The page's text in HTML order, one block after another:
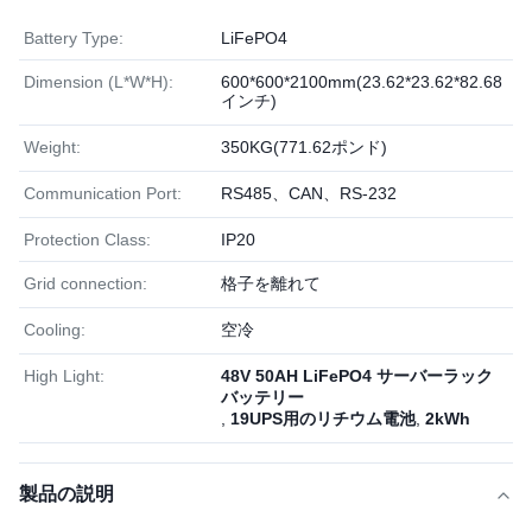
Battery Type: LiFePO4
Dimension (L*W*H):
600*600*2100mm(23.62*23.62*82.68
インチ)
Weight: 350KG(771.62ポンド)
Communication Port: RS485、CAN、RS-232
Protection Class: IP20
Grid connection: 格子を離れて
Cooling: 空冷
High Light:
48V 50AH LiFePO4 サーバーラック
バッテリー
19UPS用のリチウム電池, 2kWh
製品の説明